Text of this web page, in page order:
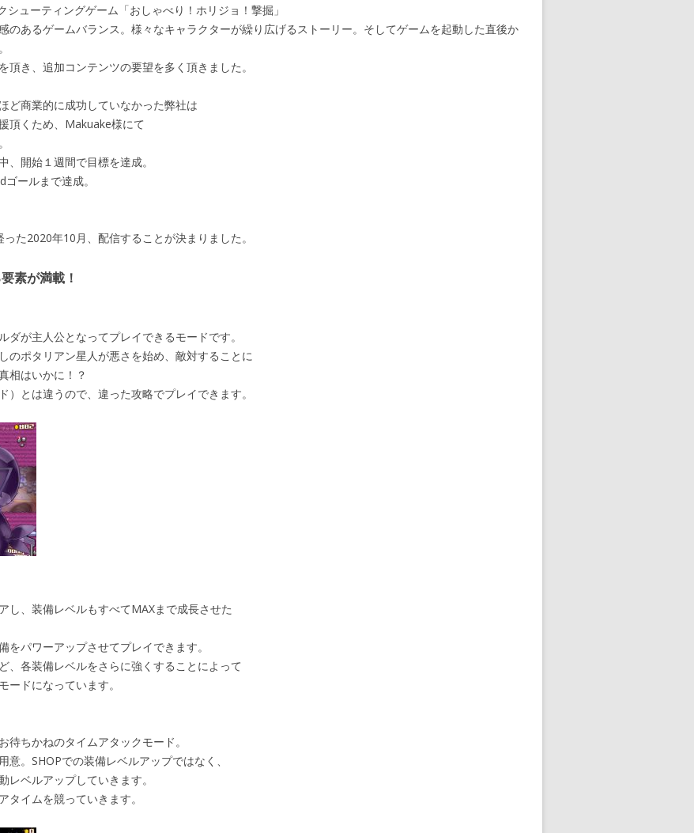
ューティングゲーム「おしゃべり！ホリジョ！撃掘」
のあるゲームバランス。様々なキャラクターが繰り広げるストーリー。そしてゲームを起動した直後か
き、追加コンテンツの要望を多く頂きました。
ど商業的に成功していなかった弊社は
頂くため、Makuake様にて
開始１週間で目標を達成。
ールまで達成。
た2020年10月、配信することが決まりました。
素が満載！
が主人公となってプレイできるモードです。
のポタリアン星人が悪さを始め、敵対することに
相はいかに！？
とは違うので、違った攻略でプレイできます。
し、装備レベルもすべてMAXまで成長させた
パワーアップさせてプレイできます。
、各装備レベルをさらに強くすることによって
ードになっています。
ちかねのタイムアタックモード。
。SHOPでの装備レベルアップではなく、
ベルアップしていきます。
イムを競っていきます。